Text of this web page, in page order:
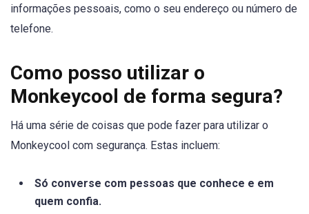
informações pessoais, como o seu endereço ou número de
telefone.
Como posso utilizar o
Monkeycool de forma segura?
Há uma série de coisas que pode fazer para utilizar o
Monkeycool com segurança. Estas incluem:
Só converse com pessoas que conhece e em
quem confia.